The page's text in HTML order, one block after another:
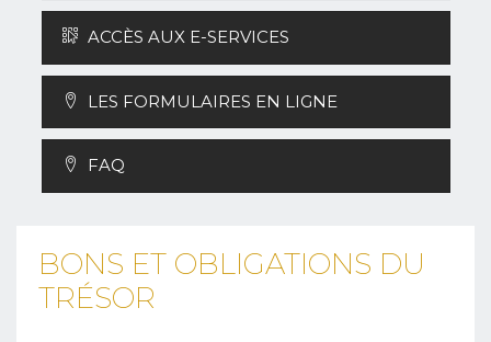
ACCÈS AUX E-SERVICES
LES FORMULAIRES EN LIGNE
FAQ
BONS ET OBLIGATIONS DU
TRÉSOR